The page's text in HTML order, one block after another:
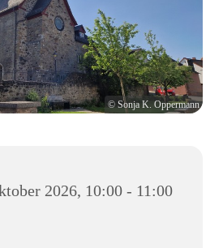
© Sonja K. Oppermann
2026, 10:00 - 11:00